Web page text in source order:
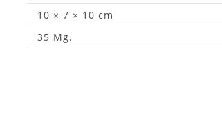
10 × 7 × 10 cm
35 Mg.